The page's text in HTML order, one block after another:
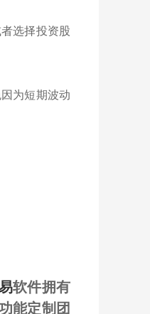
选择投资股
为短期波动
软件拥有
能定制团